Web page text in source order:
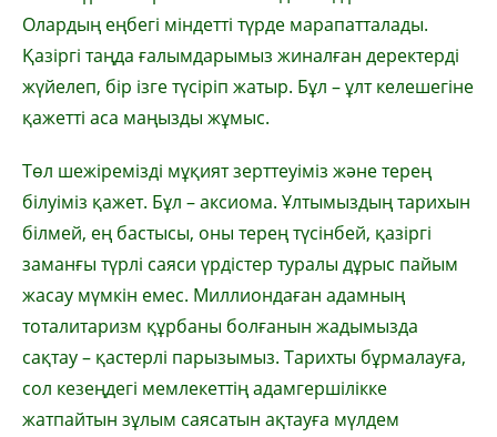
Олардың еңбегі міндетті түрде марапатталады.
Қазіргі таңда ғалымдарымыз жиналған деректерді
жүйелеп, бір ізге түсіріп жатыр. Бұл – ұлт келешегіне
қажетті аса маңызды жұмыс.
Төл шежіремізді мұқият зерттеуіміз және терең
білуіміз қажет. Бұл – аксиома. Ұлтымыздың тарихын
білмей, ең бастысы, оны терең түсінбей, қазіргі
заманғы түрлі саяси үрдістер туралы дұрыс пайым
жасау мүмкін емес. Миллиондаған адамның
тоталитаризм құрбаны болғанын жадымызда
сақтау – қастерлі парызымыз. Тарихты бұрмалауға,
сол кезеңдегі мемлекеттің адамгершілікке
жатпайтын зұлым саясатын ақтауға мүлдем